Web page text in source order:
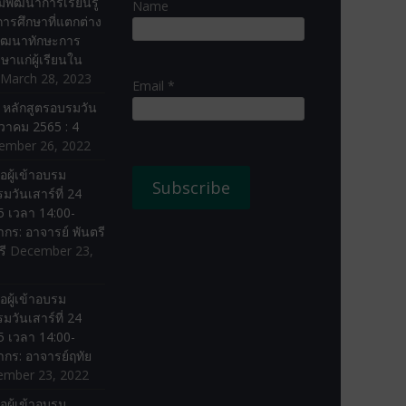
รศึกษาที่แตกต่าง
นาทักษะการ
าแก่ผู้เรียนใน
March 28, 2023
หลักสูตรอบรมวัน
าคม 2565 : 4
26, 2022
ผู้เข้าอบรม
วันเสาร์ที่ 24
เวลา 14:00-
กร: อาจารย์ พันตรี
December 23,
ผู้เข้าอบรม
วันเสาร์ที่ 24
เวลา 14:00-
ร: อาจารย์ฤทัย
23, 2022
Name
Email *